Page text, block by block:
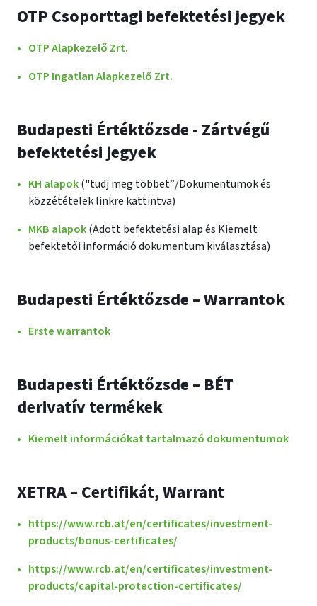
OTP Csoporttagi befektetési jegyek
OTP Alapkezelő Zrt.
OTP Ingatlan Alapkezelő Zrt.
Budapesti Értéktőzsde - Zártvégű
befektetési jegyek
KH alapok("tudj meg többet”/Dokumentumok és
közzétételek linkre kattintva)
MKB alapok(Adott befektetési alap és Kiemelt
befektetői információ dokumentum kiválasztása)
Budapesti Értéktőzsde – Warrantok
Erste warrantok
Budapesti Értéktőzsde – BÉT
derivatív termékek
Kiemelt információkat tartalmazó dokumentumok
XETRA – Certifikát, Warrant
https://www.rcb.at/en/certificates/investment-
products/bonus-certificates/
https://www.rcb.at/en/certificates/investment-
products/capital-protection-certificates/